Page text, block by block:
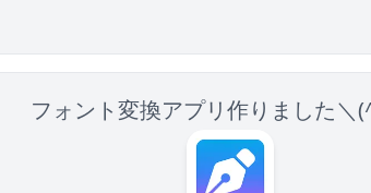
フォント変換アプリ作りました＼